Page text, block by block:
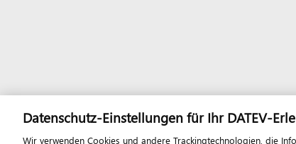
Datenschutz-Einstellungen für Ihr DATEV-
Wir verwenden Cookies und andere Trackingtechnologien, die